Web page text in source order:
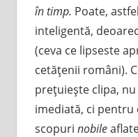
în timp. Poate,
inteligentă,
(ceva ce lipseste
cetăţenii români).
preţuieşte clipa,
imediată, ci pentru
scopuri nobile